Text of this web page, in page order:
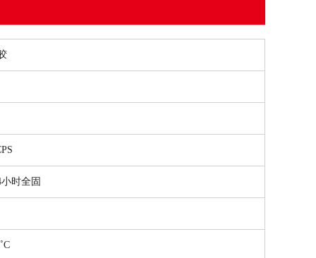
时全固